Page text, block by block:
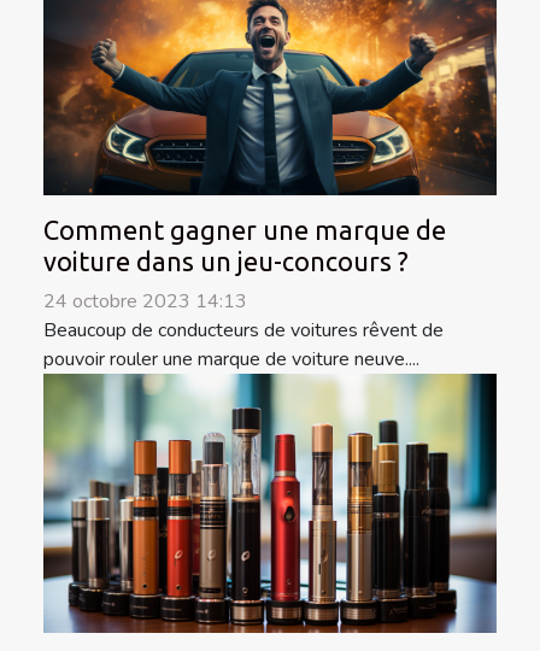
Comment gagner une marque de
voiture dans un jeu-concours ?
24 octobre 2023 14:13
Beaucoup de conducteurs de voitures rêvent de
pouvoir rouler une marque de voiture neuve....